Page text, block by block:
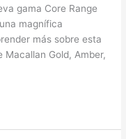
gama Core Range
magnífica
más sobre esta
Gold, Amber,